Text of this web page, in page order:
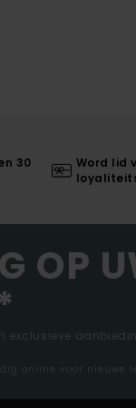
30
Word lid
OP
exclusieve
online voor nieuwe